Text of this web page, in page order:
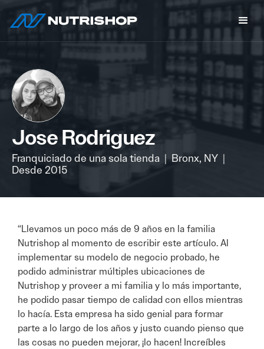
Jose Rodriguez
Franquiciado de una sola tienda | Bronx, NY |
Desde 2015
“Llevamos un poco más de 9 años en la familia
Nutrishop al momento de escribir este artículo. Al
implementar su modelo de negocio probado, he
podido administrar múltiples ubicaciones de
Nutrishop y proveer a mi familia y lo más importante,
he podido pasar tiempo de calidad con ellos mientras
lo hacía. Esta empresa ha sido genial para formar
parte a lo largo de los años y justo cuando pienso que
las cosas no pueden mejorar, ¡lo hacen! Increíbles